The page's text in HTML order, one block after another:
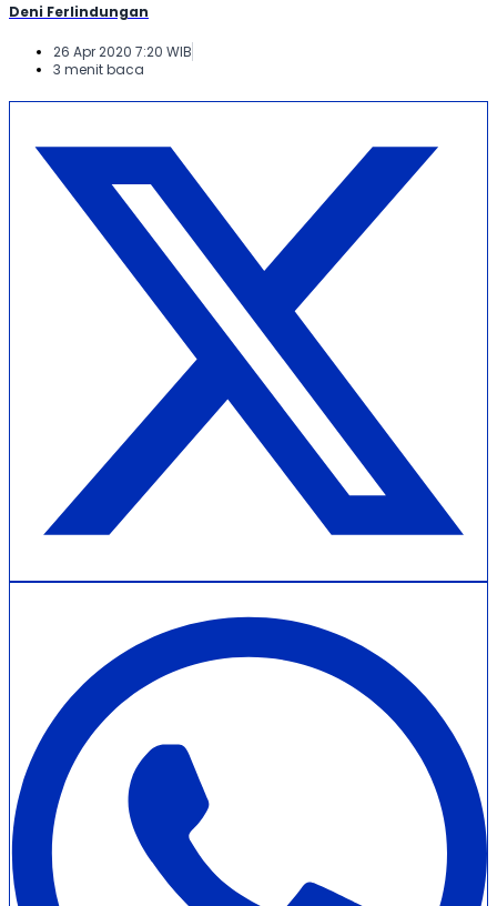
Deni Ferlindungan
26 Apr 2020 7:20 WIB
3 menit baca